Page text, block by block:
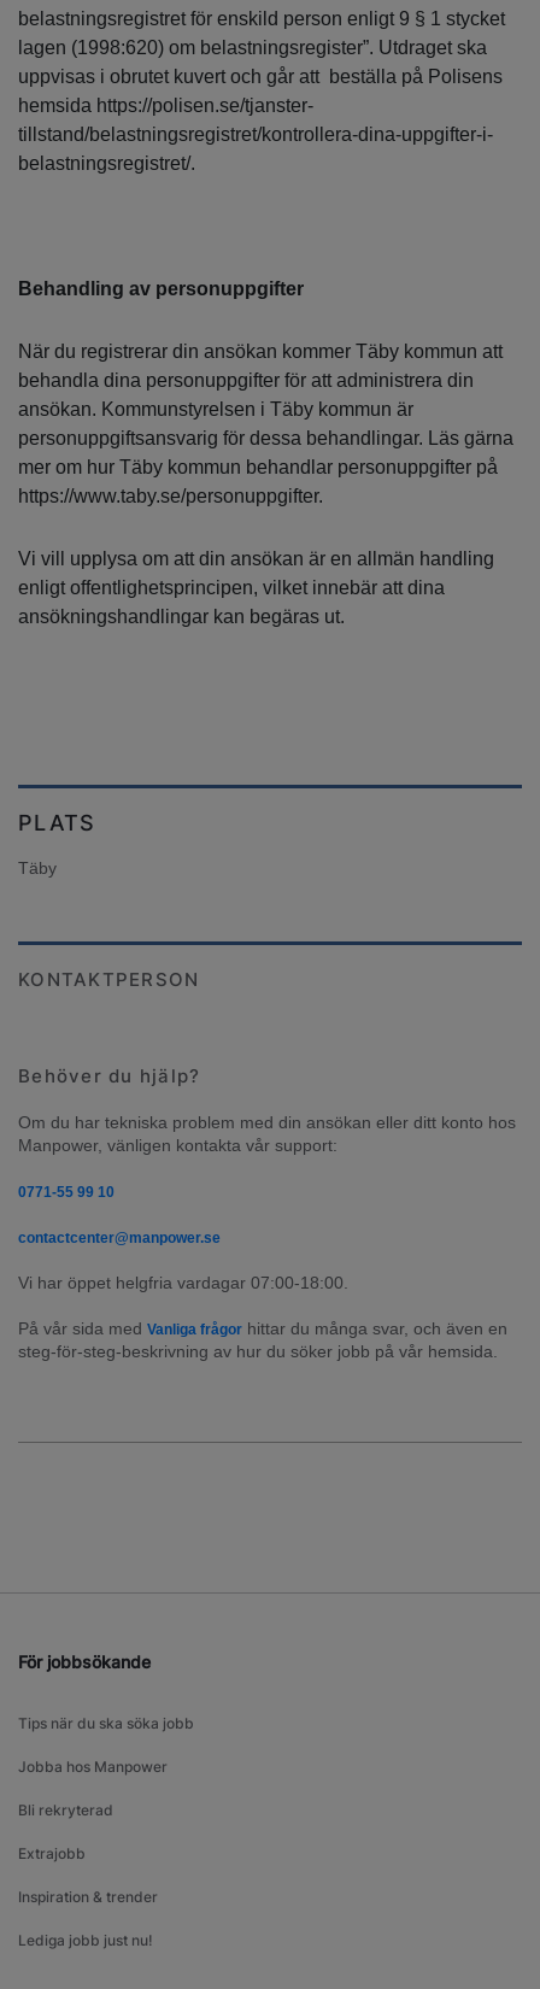
belastningsregistret för enskild person enligt 9 § 1 stycket
lagen (1998:620) om belastningsregister”. Utdraget ska
uppvisas i obrutet kuvert och går att beställa på Polisens
hemsida https://polisen.se/tjanster-
tillstand/belastningsregistret/kontrollera-dina-uppgifter-i-
belastningsregistret/.
Behandling av personuppgifter
När du registrerar din ansökan kommer Täby kommun att
behandla dina personuppgifter för att administrera din
ansökan. Kommunstyrelsen i Täby kommun är
personuppgiftsansvarig för dessa behandlingar. Läs gärna
mer om hur Täby kommun behandlar personuppgifter på
https://www.taby.se/personuppgifter.
Vi vill upplysa om att din ansökan är en allmän handling
enligt offentlighetsprincipen, vilket innebär att dina
ansökningshandlingar kan begäras ut.
PLATS
Täby
KONTAKTPERSON
Behöver du hjälp?
Om du har tekniska problem med din ansökan eller ditt konto hos
Manpower, vänligen kontakta vår support:
0771-55 99 10
contactcenter@manpower.se
Vi har öppet helgfria vardagar 07:00-18:00.
På vår sida med Vanliga frågor hittar du många svar, och även en
steg-för-steg-beskrivning av hur du söker jobb på vår hemsida.
För jobbsökande
Tips när du ska söka jobb
Jobba hos Manpower
Bli rekryterad
Extrajobb
Inspiration & trender
Lediga jobb just nu!